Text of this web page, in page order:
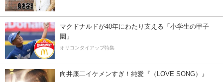
マクドナルドが40年にわたり支える「小学生の甲子
園」
オリコンタイアップ特集
向井康二イケメンすぎ！純愛『（LOVE SONG）』